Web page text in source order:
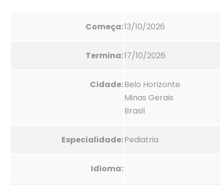
Começa:13/10/2026
Termina:17/10/2026
Cidade:Belo Horizonte
Minas Gerais
Brasil
Especialidade:Pediatria
Idioma: